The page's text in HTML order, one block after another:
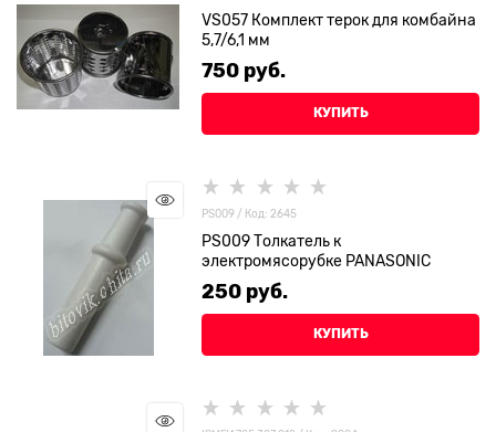
VS057 Комплект терок для комбайна
5,7/6,1 мм
750 руб.
КУПИТЬ
PS009 / Код: 2645
PS009 Толкатель к
электромясорубке PANASONIC
250 руб.
КУПИТЬ